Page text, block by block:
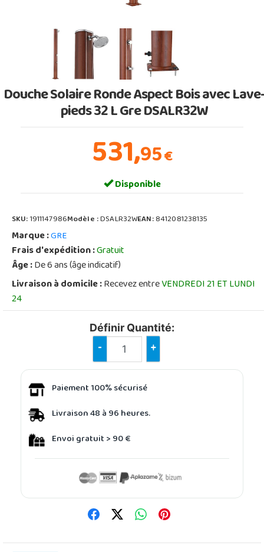
Douche Solaire Ronde Aspect Bois avec
pieds 32 L Gre DSALR32W
531,95€
Disponible
SKU:1911147986Modèle :DSALR32WEAN:8412081238135
Marque :GRE
Frais d'expédition :Gratuit
Âge :De 6 ans (âge indicatif)
Livraison à domicile :Recevez entreVENDREDI 21 ET LUNDI
24
Définir Quantité:
- +
Paiement 100% sécurisé
Livraison 48 à 96 heures.
Envoi gratuit > 90 €